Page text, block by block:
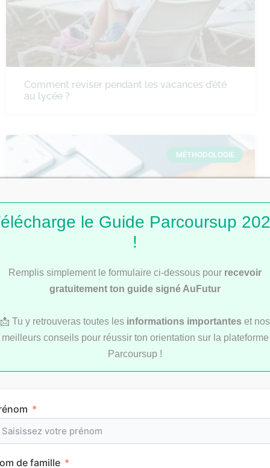
Comment réviser pendant les vacances d’été
au lycée ?
MÉTHODOLOGIE
Service Civique : les secrets d’une bonne lettre
de motivation
Les articles les
plus consultés
le Guide Parcoursup
!
Remplis simplement le formulaire ci-dessous pour recevoir
gratuitement ton guide signé AuFutur
📩 Tu y retrouveras toutes les informations importantes et nos
meilleurs conseils pour réussir ton orientation sur la plateforme
Parcoursup !
de famille